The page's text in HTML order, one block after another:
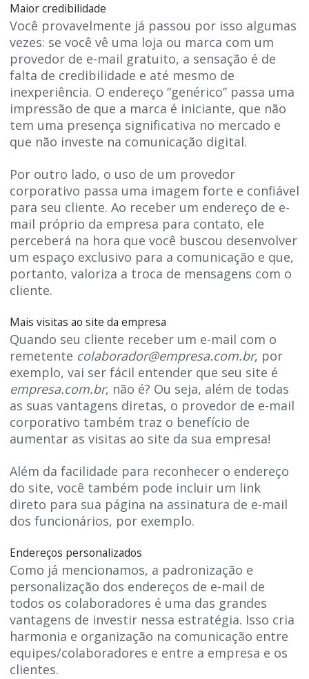
Maior credibilidade
Você provavelmente já passou por isso algumas
vezes: se você vê uma loja ou marca com um
provedor de e-mail gratuito, a sensação é de
falta de credibilidade e até mesmo de
inexperiência. O endereço “genérico” passa uma
impressão de que a marca é iniciante, que não
tem uma presença significativa no mercado e
que não investe na comunicação digital.
Por outro lado, o uso de um provedor
corporativo passa uma imagem forte e confiável
para seu cliente. Ao receber um endereço de e-
mail próprio da empresa para contato, ele
perceberá na hora que você buscou desenvolver
um espaço exclusivo para a comunicação e que,
portanto, valoriza a troca de mensagens com o
cliente.
Mais visitas ao site da empresa
Quando seu cliente receber um e-mail com o
remetente colaborador@empresa.com.br, por
exemplo, vai ser fácil entender que seu site é
empresa.com.br, não é? Ou seja, além de todas
as suas vantagens diretas, o provedor de e-mail
corporativo também traz o benefício de
aumentar as visitas ao site da sua empresa!
Além da facilidade para reconhecer o endereço
do site, você também pode incluir um link
direto para sua página na assinatura de e-mail
dos funcionários, por exemplo.
Endereços personalizados
Como já mencionamos, a padronização e
personalização dos endereços de e-mail de
todos os colaboradores é uma das grandes
vantagens de investir nessa estratégia. Isso cria
harmonia e organização na comunicação entre
equipes/colaboradores e entre a empresa e os
clientes.